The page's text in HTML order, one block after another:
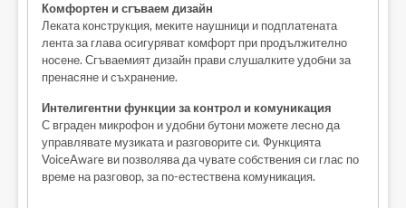
Комфортен и сгъваем дизайн
Леката конструкция, меките наушници и подплатената
лента за глава осигуряват комфорт при продължително
носене. Сгъваемият дизайн прави слушалките удобни за
пренасяне и съхранение.
Интелигентни функции за контрол и комуникация
С вграден микрофон и удобни бутони можете лесно да
управлявате музиката и разговорите си. Функцията
VoiceAware ви позволява да чувате собствения си глас по
време на разговор, за по-естествена комуникация.